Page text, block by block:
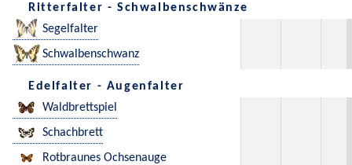
Ritterfalter - Schwalbenschwänze
Segelfalter
Schwalbenschwanz
Edelfalter - Augenfalter
Waldbrettspiel
Schachbrett
Rotbraunes Ochsenauge